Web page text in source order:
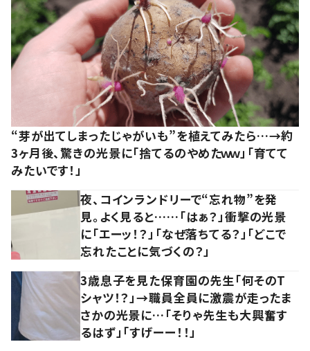
“芽が出てしまったじゃがいも”を植えてみたら…→約
3ヶ月後、驚きの光景に「捨てるのやめたｗｗ」「育てて
みたいです！」
夜、コインランドリーで“忘れ物”を発
見。よく見ると……「はぁ？」衝撃の光景
に「エーッ！？」「なぜ落ちてる？」「どこで
忘れたことに気づくの？」
3歳息子を見た保育園の先生「何そのT
シャツ！？」→職員全員に激震が走ったま
さかの光景に…「そりゃ先生も大興奮す
るはず」「すげーー！！」